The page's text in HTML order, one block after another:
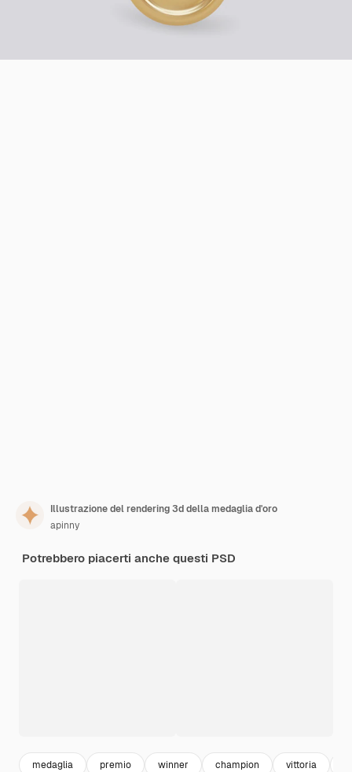
Illustrazione del rendering 3d della medaglia d'oro
apinny
Potrebbero piacerti anche questi PSD
medaglia premio winner champion vittoria